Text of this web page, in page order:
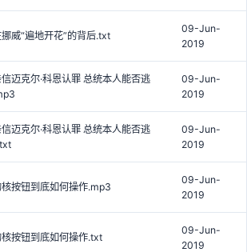
威“遍地开花”的背后.txt
09-Jun-
2019
迈克尔·科恩认罪 总统本人能否逃
09-Jun-
2019
迈克尔·科恩认罪 总统本人能否逃
09-Jun-
2019
按钮到底如何操作.mp3
09-Jun-
2019
按钮到底如何操作.txt
09-Jun-
2019